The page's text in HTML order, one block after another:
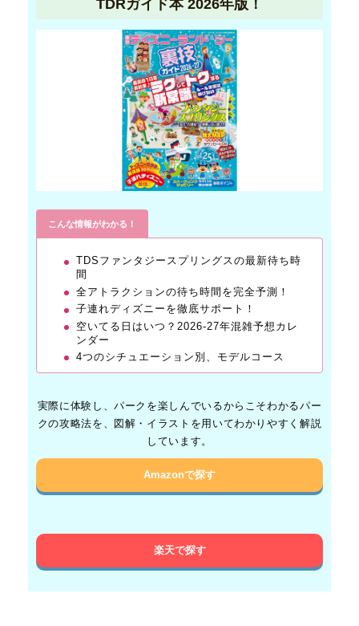
TDRガイド本 2026年版！
こんな情報がわかる！
TDSファンタジースプリングスの最新待ち時
間
全アトラクションの待ち時間を完全予測！
子連れディズニーを徹底サポート！
空いてる日はいつ？2026-27年混雑予想カレ
ンダー
4つのシチュエーション別、モデルコース
実際に体験し、パークを楽しんでいるからこそわかるパー
クの攻略法を、図解・イラストを用いてわかりやすく解説
しています。
Amazonで探す
楽天で探す